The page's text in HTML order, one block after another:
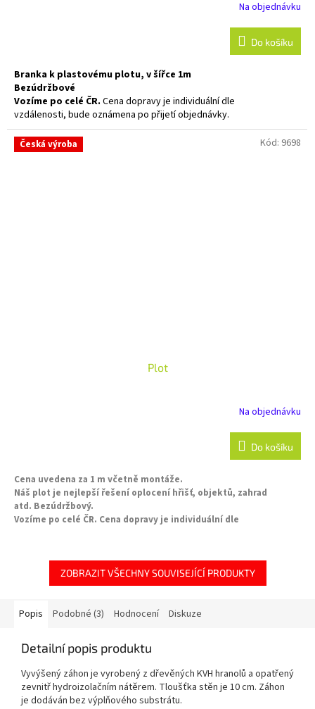
Na objednávku
Do košíku
Branka k plastovému plotu, v šířce 1m
Bezúdržbové
Vozíme po celé ČR. Cena dopravy je individuální dle
vzdálenosti, bude oznámena po přijetí objednávky.
Česká výroba
Plot
Na objednávku
Do košíku
Cena uvedena za 1 m včetně montáže.
Náš plot je nejlepší řešení oplocení hřišť, objektů, zahrad
atd. Bezúdržbový.
Vozíme po celé ČR. Cena dopravy je individuální dle
Kód: 9698
ZOBRAZIT VŠECHNY SOUVISEJÍCÍ PRODUKTY
Popis Podobné (3) Hodnocení Diskuze
Detailní popis produktu
Vyvýšený záhon je vyrobený z dřevěných KVH hranolů a opatřený
zevnitř hydroizolačním nátěrem. Tloušťka stěn je 10 cm. Záhon
je dodáván bez výplňového substrátu.